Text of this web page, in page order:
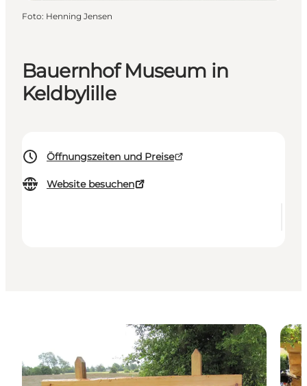
Bauernhof Museum in
Keldbylille
Öffnungszeiten und Preise
Website besuchen
Foto: Henning Jensen